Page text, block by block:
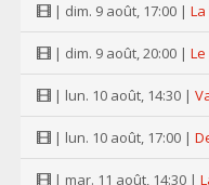
| dim. 9 août, 17:00 |
| dim. 9 août, 20:00 |
| lun. 10 août, 14:30 |
| lun. 10 août, 17:00 |
| mar. 11 août, 14:30 |